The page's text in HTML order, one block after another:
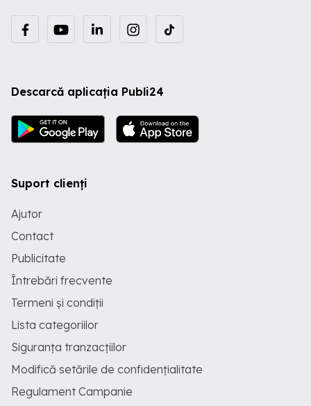
Descarcă aplicația Publi24
Suport clienți
Ajutor
Contact
Publicitate
Întrebări frecvente
Termeni și condiții
Lista categoriilor
Siguranța tranzacțiilor
Modifică setările de confidențialitate
Regulament Campanie